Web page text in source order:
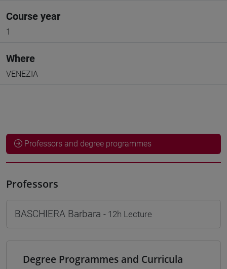
Course year
1
Where
VENEZIA
Professors and degree programmes
Professors
BASCHIERA Barbara - 12h Lecture
Degree Programmes and Curricula